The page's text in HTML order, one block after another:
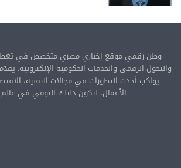
وطن رقمي موقع إخباري مصري متخصص في تغطية
والتحول الرقمي والخدمات الحكومية
يواكب أحدث التطورات في مجالات التقنية،
الأعمال، ليكون دليلك اليومي في عالم